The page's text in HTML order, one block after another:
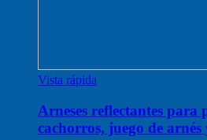
Vista rápida
Arneses reflectantes para
cachorros, juego de